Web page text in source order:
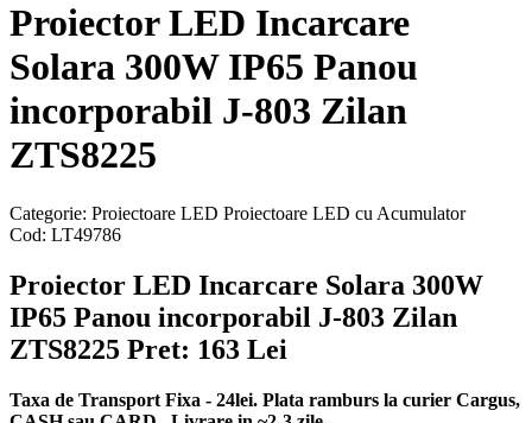
Proiector LED Incarcare
Solara 300W IP65 Panou
incorporabil J-803 Zilan
ZTS8225
Categorie: Proiectoare LED Proiectoare LED cu Acumulator
Cod: LT49786
Proiector LED Incarcare Solara 300W
IP65 Panou incorporabil J-803 Zilan
ZTS8225 Pret: 163 Lei
Taxa de Transport Fixa - 24lei. Plata ramburs la curier Cargus,